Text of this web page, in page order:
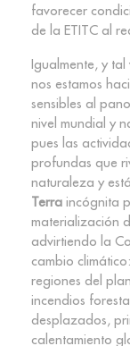
favorecer
de la ETITC al
Igualmente, y
nos estamos
sensibles al
nivel mundial y
pues las
profundas que
naturaleza y
Terraincógnita
materialización
advirtiendo la
cambio
regiones del
incendios
desplazados,
calentamiento